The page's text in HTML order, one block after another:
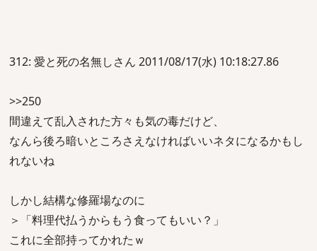
312: 愛と死の名無しさん 2011/08/17(水) 10:18:27.86
>>250
間違えて乱入された方々も気の毒だけど、
なんら後ろ暗いところさえなければいいネタになるかもし
れないね
しかし結構な修羅場なのに
＞「料理代払うからもう食ってもいい？」
これに全部持ってかれたｗ